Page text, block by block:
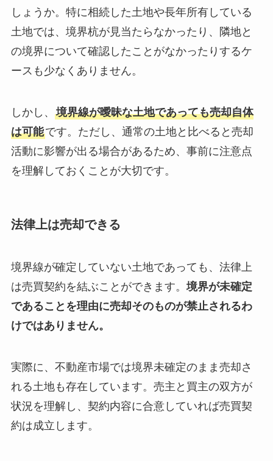
しょうか。特に相続した土地や長年所有している
土地では、境界杭が見当たらなかったり、隣地と
の境界について確認したことがなかったりするケ
ースも少なくありません。
しかし、 境界線が曖昧な土地であっても売却自体
は可能です。ただし、通常の土地と比べると売却
活動に影響が出る場合があるため、事前に注意点
を理解しておくことが大切です。
法律上は売却できる
境界線が確定していない土地であっても、法律上
は売買契約を結ぶことができます。 境界が未確定
であることを理由に売却そのものが禁止されるわ
けではありません。
実際に、不動産市場では境界未確定のまま売却さ
れる土地も存在しています。売主と買主の双方が
状況を理解し、契約内容に合意していれば売買契
約は成立します。